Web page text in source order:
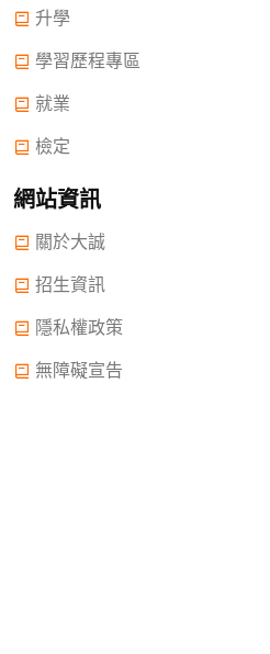
升學
學習歷程專區
就業
檢定
網站資訊
關於大誠
招生資訊
隱私權政策
無障礙宣告